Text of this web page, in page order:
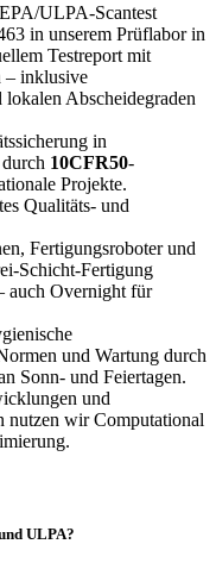
ULPA-Scantest
in unserem Prüflabor in
Testreport mit
– inklusive
Abscheidegraden
in
10CFR50-
Projekte.
Qualitäts- und
Fertigungsroboter und
Schicht-Fertigung
auch Overnight für
und Wartung durch
Sonn- und Feiertagen.
und
nutzen wir Computational
ULPA?